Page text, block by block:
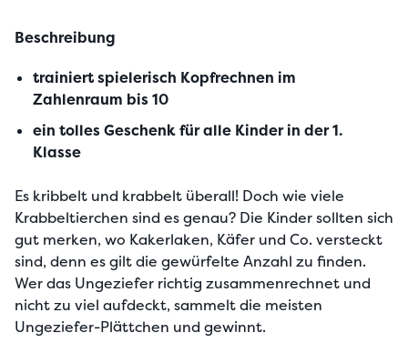
Beschreibung
trainiert spielerisch Kopfrechnen im
Zahlenraum bis 10
ein tolles Geschenk für alle Kinder in der 1.
Klasse
Es kribbelt und krabbelt überall! Doch wie viele
Krabbeltierchen sind es genau? Die Kinder sollten sich
gut merken, wo Kakerlaken, Käfer und Co. versteckt
sind, denn es gilt die gewürfelte Anzahl zu finden.
Wer das Ungeziefer richtig zusammenrechnet und
nicht zu viel aufdeckt, sammelt die meisten
Ungeziefer-Plättchen und gewinnt.